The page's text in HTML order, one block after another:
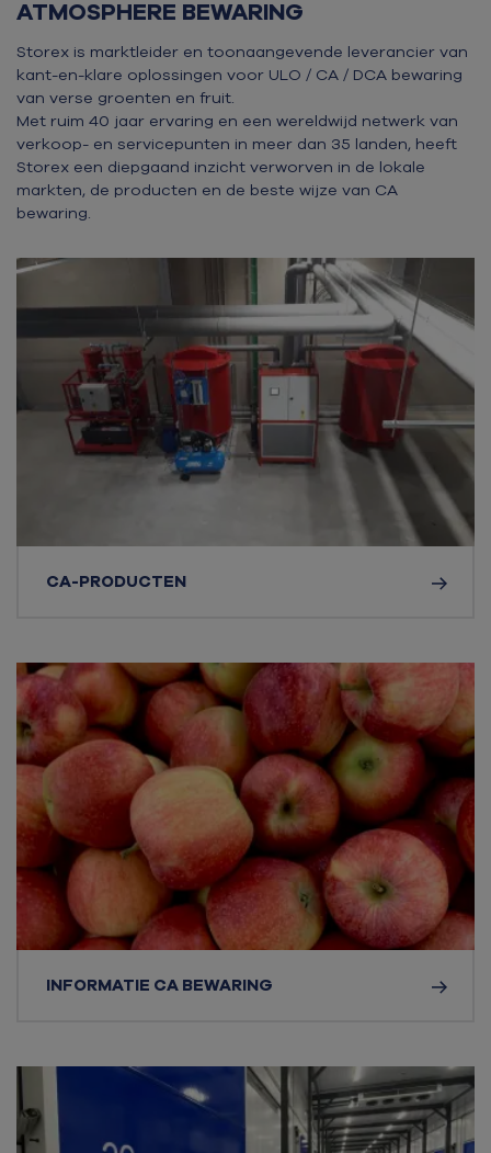
ATMOSPHERE BEWARING
Storex is marktleider en toonaangevende leverancier van
kant-en-klare oplossingen voor ULO / CA / DCA bewaring
van verse groenten en fruit.
Met ruim 40 jaar ervaring en een wereldwijd netwerk van
verkoop- en servicepunten in meer dan 35 landen, heeft
Storex een diepgaand inzicht verworven in de lokale
markten, de producten en de beste wijze van CA
bewaring.
CA-PRODUCTEN
INFORMATIE CA BEWARING